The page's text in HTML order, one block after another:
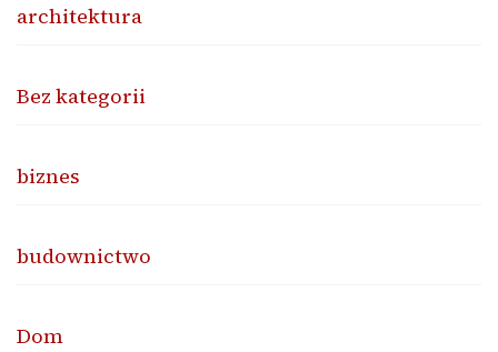
architektura
Bez kategorii
biznes
budownictwo
Dom